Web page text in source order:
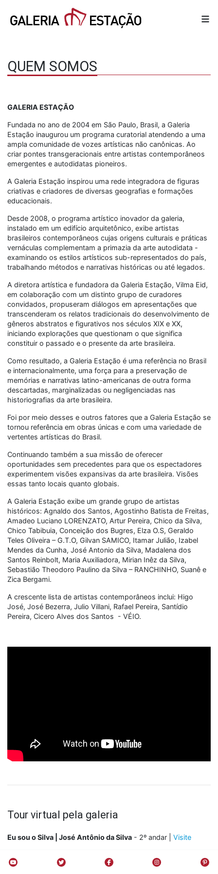
QUEM SOMOS
GALERIA ESTAÇÃO
Fundada no ano de 2004 em São Paulo, Brasil, a Galeria
Estação inaugurou um programa curatorial atendendo a uma
ampla comunidade de vozes artísticas não canônicas. Ao
criar pontes transgeracionais entre artistas contemporâneos
emergentes e autodidatas pioneiros.
A Galeria Estação inspirou uma rede integradora de figuras
criativas e criadores de diversas geografias e formações
educacionais.
Desde 2008, o programa artístico inovador da galeria,
instalado em um edifício arquitetônico, exibe artistas
brasileiros contemporâneos cujas origens culturais e práticas
vernáculas complementam a primazia da arte autodidata -
examinando os estilos artísticos sub-representados do país,
trabalhando métodos e narrativas históricas ou até legados.
A diretora artística e fundadora da Galeria Estação, Vilma Eid,
em colaboração com um distinto grupo de curadores
convidados, propuseram diálogos em apresentações que
transcenderam os relatos tradicionais do desenvolvimento de
gêneros abstratos e figurativos nos séculos XIX e XX,
iniciando explorações que questionam o que significa
constituir o passado e o presente da arte brasileira.
Como resultado, a Galeria Estação é uma referência no Brasil
e internacionalmente, uma força para a preservação de
memórias e narrativas latino-americanas de outra forma
descartadas, marginalizadas ou negligenciadas nas
historiografias da arte brasileira.
Foi por meio desses e outros fatores que a Galeria Estação se
tornou referência em obras únicas e com uma variedade de
vertentes artísticas do Brasil.
Continuando também a sua missão de oferecer
oportunidades sem precedentes para que os espectadores
experimentem visões expansivas da arte brasileira. Visões
essas tanto locais quanto globais.
A Galeria Estação exibe um grande grupo de artistas
históricos: Agnaldo dos Santos, Agostinho Batista de Freitas,
Amadeo Luciano LORENZATO, Artur Pereira, Chico da Silva,
Chico Tabibuia, Conceição dos Bugres, Elza O.S, Geraldo
Teles Oliveira – G.T.O, Gilvan SAMICO, Itamar Julião, Izabel
Mendes da Cunha, José Antonio da Silva, Madalena dos
Santos Reinbolt, Maria Auxiliadora, Mirian Inêz da Silva,
Sebastião Theodoro Paulino da Silva – RANCHINHO, Suanê e
Zica Bergami.
A crescente lista de artistas contemporâneos inclui: Higo
José, José Bezerra, Julio Villani, Rafael Pereira, Santídio
Pereira, Cicero Alves dos Santos - VÉIO.
Tour virtual pela galeria
Eu sou o Silva | José Antônio da Silva - 2º andar | Visite